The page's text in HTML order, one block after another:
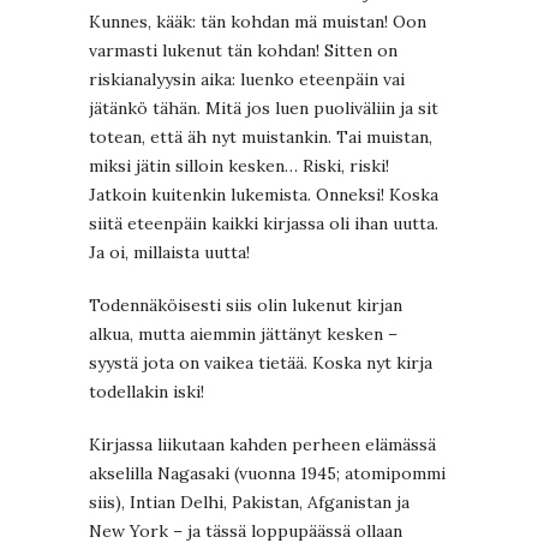
Kunnes, kääk: tän kohdan mä muistan! Oon
varmasti lukenut tän kohdan! Sitten on
riskianalyysin aika: luenko eteenpäin vai
jätänkö tähän. Mitä jos luen puoliväliin ja sit
totean, että äh nyt muistankin. Tai muistan,
miksi jätin silloin kesken… Riski, riski!
Jatkoin kuitenkin lukemista. Onneksi! Koska
siitä eteenpäin kaikki kirjassa oli ihan uutta.
Ja oi, millaista uutta!
Todennäköisesti siis olin lukenut kirjan
alkua, mutta aiemmin jättänyt kesken –
syystä jota on vaikea tietää. Koska nyt kirja
todellakin iski!
Kirjassa liikutaan kahden perheen elämässä
akselilla Nagasaki (vuonna 1945; atomipommi
siis), Intian Delhi, Pakistan, Afganistan ja
New York – ja tässä loppupäässä ollaan